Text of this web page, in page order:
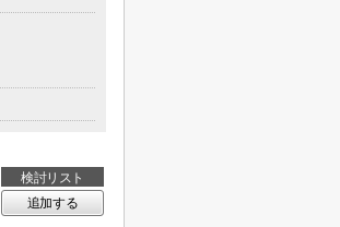
検討リスト
追加する